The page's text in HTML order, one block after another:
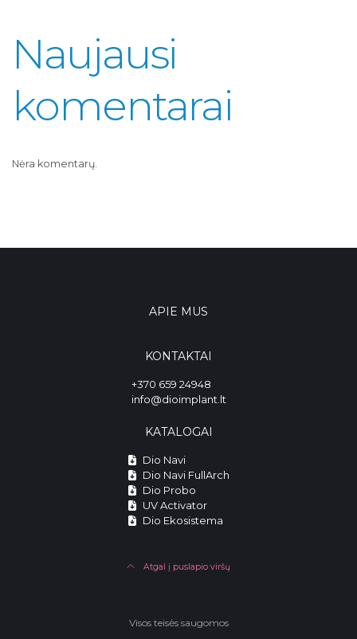
Naujausi
komentarai
Nėra komentarų.
APIE MUS
KONTAKTAI
+370 659 24948
info@dioimplant.lt
KATALOGAI
Dio Navi
Dio Navi FullArch
Dio Probo
UV Activator
Dio Ekosistema
Atgal į puslapio viršų
Visos teisės saugomos